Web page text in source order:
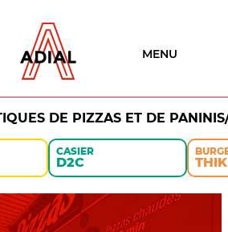
MENU
DE PIZZAS ET DE
CASIER
D2C THIK